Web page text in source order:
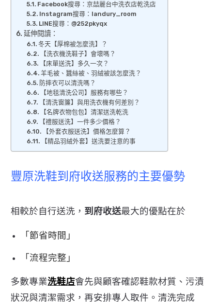
Facebook搜尋：京喆麗台中洗衣店乾洗店
Instagram搜尋：landury_room
LINE搜尋：@252pkyqx
延伸閱讀：
冬天【厚棉被怎麼洗】？
【洗衣機洗鞋子】會壞嗎？
【床單送洗】多久一次？
羊毛被、蠶絲被、羽絨被該怎麼洗？
防摔衣可以清洗嗎？
【地毯清洗公司】服務有哪些？
【清洗窗簾】與用洗衣機有何差別？
【名牌衣物包包】清潔送洗乾洗
【禮服送洗】一件多少價格？
【外套衣服送洗】價格怎麼算？
【精品羽絨外套】送洗要注意的事
豐原洗鞋到府收送服務的主要優勢
相較於自行送洗， 到府收送最大的優點在於
「節省時間」
「 流程完整」
多數專業洗鞋店會先與顧客確認鞋款材質、 污漬
狀況與清潔需求，再安排專人取件。清洗完成